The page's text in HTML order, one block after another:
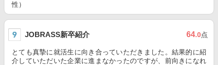
性）
JOBRASS新卒紹介 64.0点
とても真摯に就活生に向き合っていただきました。結果的に紹
介していただいた企業に進まなかったのですが、前向きになれ